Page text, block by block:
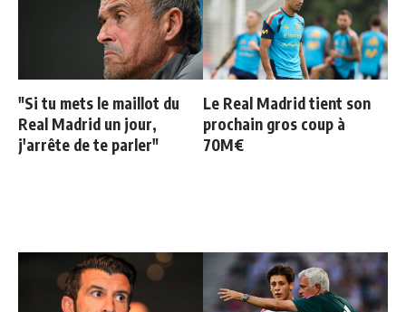
"Si tu mets le maillot du
Real Madrid un jour,
j'arrête de te parler"
Le Real Madrid tient son
prochain gros coup à
70M€